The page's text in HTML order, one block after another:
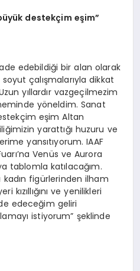
destekçim eşim”
edebildiği bir alan olarak
çalışmalarıyla dikkat
yıllardır vazgeçilmezim
yöneldim. Sanat
eşim Altan
yarattığı huzuru ve
yansıtıyorum. IAAF
Venüs ve Aurora
tablomla katılacağım.
figürlerinden ilham
kızıllığını ve yenilikleri
edeceğim geliri
istiyorum” şeklinde